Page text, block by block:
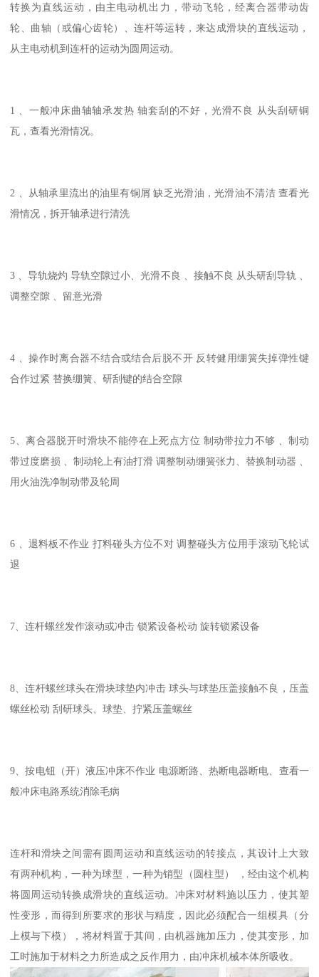
转换为直线运动，由主电动机出力，带动飞轮，经离合器带动齿
轮、曲轴（或偏心齿轮）、连杆等运转，来达成滑块的直线运动，
从主电动机到连杆的运动为圆周运动。
1 、一般冲床曲轴轴承发热 轴套刮的不好，光滑不良 从头刮研铜
瓦，查看光滑情况。
2 、从轴承里流出的油里有铜屑 缺乏光滑油，光滑油不清洁 查看光
滑情况，拆开轴承进行清洗
3 、导轨烧灼 导轨空隙过小、光滑不良 、接触不良 从头研刮导轨 、
调整空隙 、留意光滑
4 、操作时离合器不结合或结合后脱不开 反转健用绷簧失掉弹性键
合作过紧 替换绷簧、研刮键的结合空隙
5、离合器脱开时滑块不能停在上死点方位 制动带拉力不够 、制动
带过度磨损 、制动轮上有油打滑 调整制动绷簧张力、替换制动器 、
用火油洗净制动带及轮周
6 、退料板不作业 打料碰头方位不对 调整碰头方位用手滚动飞轮试
退
7、连杆螺丝发作滚动或冲击 锁紧设备松动 旋转锁紧设备
8、连杆螺丝球头在滑块球垫内冲击 球头与球垫压盖接触不良，压盖
螺丝松动 刮研球头、球垫、拧紧压盖螺丝
9、按电钮（开）液压冲床不作业 电源断路、热断电器断电、查看一
般冲床电路系统消除毛病
连杆和滑块之间需有圆周运动和直线运动的转接点，其设计上大致
有两种机构，一种为球型，一种为销型（圆柱型） ，经由这个机构
将圆周运动转换成滑块的直线运动。冲床对材料施以压力，使其塑
性变形，而得到所要求的形状与精度，因此必须配合一组模具（分
上模与下模），将材料置于其间，由机器施加压力，使其变形，加
工时施加于材料之力所造成之反作用力，由冲床机械本体所吸收。